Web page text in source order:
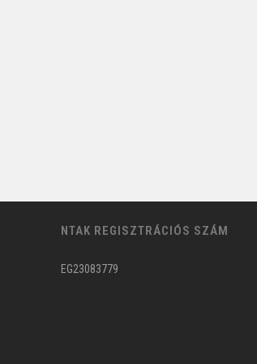
NTAK REGISZTRÁCIÓS SZÁM
EG23083779